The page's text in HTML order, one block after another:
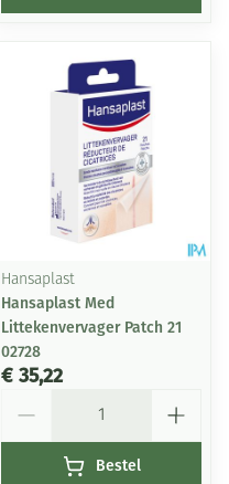
Hansaplast
Hansaplast Med
Littekenvervager Patch 21
02728
€ 35,22
Bestel